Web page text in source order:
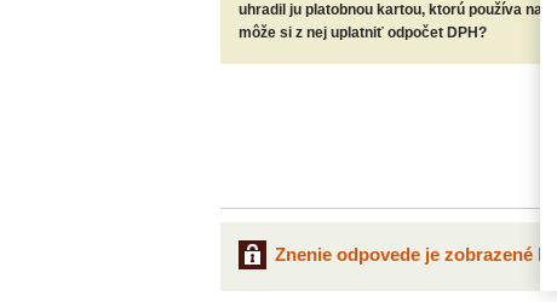
uhradil ju platobnou kartou, ktorú používa na
môže si z nej uplatniť odpočet DPH?
Znenie odpovede je zobrazené